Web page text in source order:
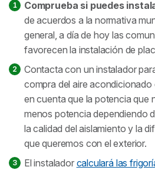
Comprueba si puedes
de acuerdos a la normativa
general, a día de hoy las
favorecen la instalación de
Contacta con un instalador
compra del aire
en cuenta que la potencia que
menos potencia dependiendo
la calidad del aislamiento y la
que queremos con el exterior.
El instalador calculará las